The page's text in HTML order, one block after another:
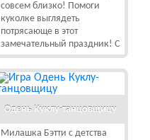
совсем близко! Помоги
куколке выглядеть
потрясающе в этот
замечательный праздник! С
Одень Куклу-танцовщицу
Милашка Бэтти с детства